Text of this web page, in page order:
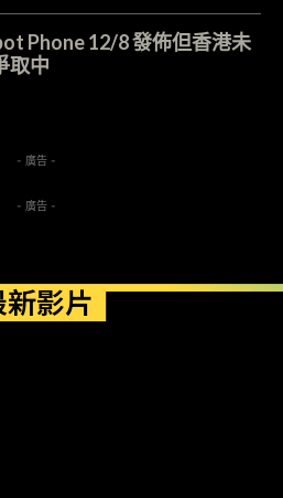
Phone 12/8 發佈但香港未
取中
- 廣告 -
- 廣告 -
新影片